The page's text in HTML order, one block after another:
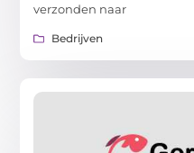
verzonden naar
Bedrijven